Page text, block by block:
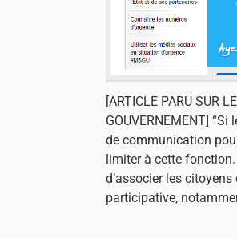
[ARTICLE PARU SUR
GOUVERNEMENT]
de communication
limiter à cette
d’associer les
participative,